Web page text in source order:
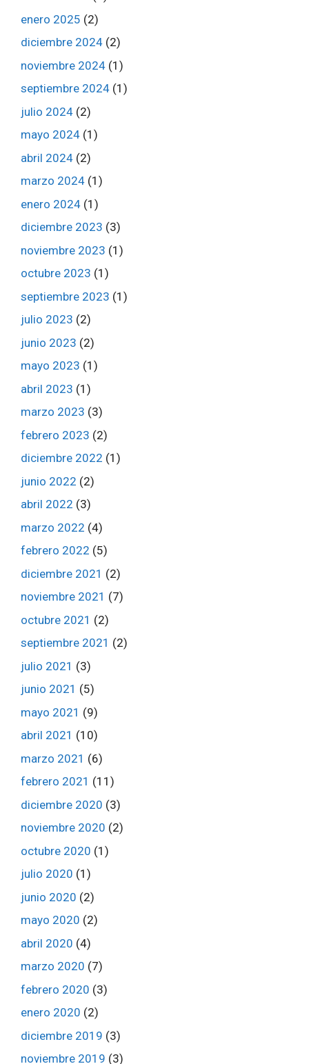
enero 2025 (2)
diciembre 2024 (2)
noviembre 2024 (1)
septiembre 2024 (1)
julio 2024 (2)
mayo 2024 (1)
abril 2024 (2)
marzo 2024 (1)
enero 2024 (1)
diciembre 2023 (3)
noviembre 2023 (1)
octubre 2023 (1)
septiembre 2023 (1)
julio 2023 (2)
junio 2023 (2)
mayo 2023 (1)
abril 2023 (1)
marzo 2023 (3)
febrero 2023 (2)
diciembre 2022 (1)
junio 2022 (2)
abril 2022 (3)
marzo 2022 (4)
febrero 2022 (5)
diciembre 2021 (2)
noviembre 2021 (7)
octubre 2021 (2)
septiembre 2021 (2)
julio 2021 (3)
junio 2021 (5)
mayo 2021 (9)
abril 2021 (10)
marzo 2021 (6)
febrero 2021 (11)
diciembre 2020 (3)
noviembre 2020 (2)
octubre 2020 (1)
julio 2020 (1)
junio 2020 (2)
mayo 2020 (2)
abril 2020 (4)
marzo 2020 (7)
febrero 2020 (3)
enero 2020 (2)
diciembre 2019 (3)
noviembre 2019 (3)